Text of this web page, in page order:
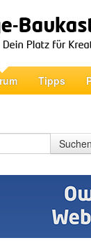
Tipps
Suchen